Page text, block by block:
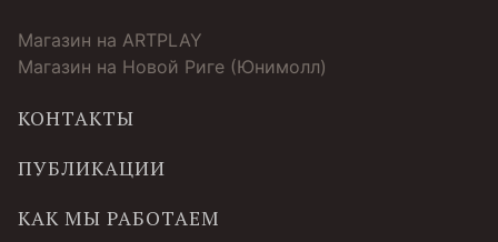
Магазин на ARTPLAY
Магазин на Новой Риге (Юнимолл)
КОНТАКТЫ
ПУБЛИКАЦИИ
КАК МЫ РАБОТАЕМ